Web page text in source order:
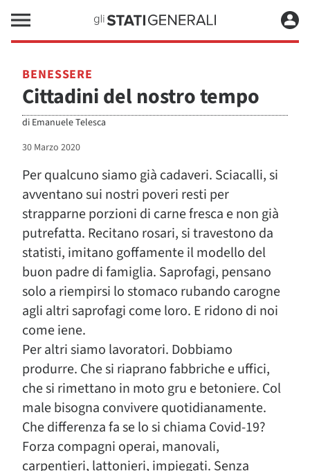
BENESSERE
Cittadini del nostro tempo
di Emanuele Telesca
30 Marzo 2020
Per qualcuno siamo già cadaveri. Sciacalli, si
avventano sui nostri poveri resti per
strapparne porzioni di carne fresca e non già
putrefatta. Recitano rosari, si travestono da
statisti, imitano goffamente il modello del
buon padre di famiglia. Saprofagi, pensano
solo a riempirsi lo stomaco rubando carogne
agli altri saprofagi come loro. E ridono di noi
come iene.
Per altri siamo lavoratori. Dobbiamo
produrre. Che si riaprano fabbriche e uffici,
che si rimettano in moto gru e betoniere. Col
male bisogna convivere quotidianamente.
Che differenza fa se lo si chiama Covid-19?
Forza compagni operai, manovali,
carpentieri, lattonieri, impiegati. Senza